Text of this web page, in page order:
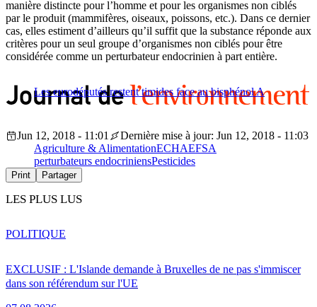
manière distincte pour l’homme et pour les organismes non ciblés
par le produit (mammifères, oiseaux, poissons, etc.). Dans ce dernier
cas, elles estiment d’ailleurs qu’il suffit que la substance réponde aux
critères pour un seul groupe d’organismes non ciblés pour être
considérée comme un perturbateur endocrinien à part entière.
Les eurodéputés restent timides face au bisphénol A
Jun 12, 2018 - 11:01
Dernière mise à jour: Jun 12, 2018 - 11:03
Agriculture & AlimentationECHAEFSA
perturbateurs endocriniensPesticides
Print Partager
LES PLUS LUS
EXCLUSIF : L'Islande demande à Bruxelles de ne pas s'immiscer
dans son référendum sur l'UE
POLITIQUE